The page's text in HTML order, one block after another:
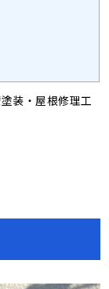
装・屋根修理工